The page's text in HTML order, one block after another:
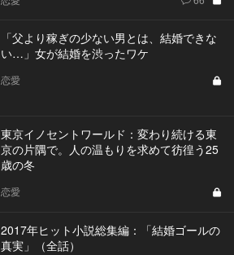
「父より稼ぎの少ない男とは、結婚できな
い…」女が結婚を渋ったワケ
恋愛
東京イノセントワールド：変わり続ける東
京の片隅で。人の温もりを求めて彷徨う25
歳の冬
恋愛
2017年ヒット小説総集編：「結婚ゴールの
真実」（全話）